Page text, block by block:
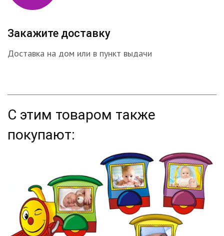
Закажите доставку
Доставка на дом или в пункт выдачи
С этим товаром также
покупают: